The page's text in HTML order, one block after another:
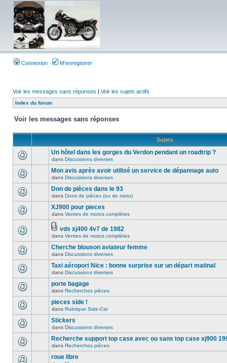
Connexion M’enregistrer
Voir les messages sans réponses | Voir les sujets actifs
Index du forum
Voir les messages sans réponses
Sujets
Un hôtel dans les gorges du Verdon pendant un roadtrip ?
dans Discussions diverses
Mon avis après avoir utilisé un service de dépannage auto
dans Discussions diverses
Don de pièces dans le 93
dans Dons de pièces (ou de moto)
XJ900 pour pieces
dans Ventes de motos complètes
vds xj400 4v7 de 1982
dans Ventes de motos complètes
Cherche blouson aviateur femme
dans Discussions diverses
Taxi aéroport Nice : bonne surprise sur un départ matinal
dans Discussions diverses
porte bagage
dans Recherches pièces
pieces side !
dans Rubrique Side-Car
Stickers
dans Discussions diverses
Recherche support top case avec ou sans top case xj900
dans Recherches pièces
roue libre